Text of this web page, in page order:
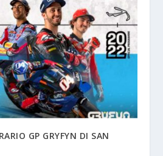
GP GRYFYN DI SAN